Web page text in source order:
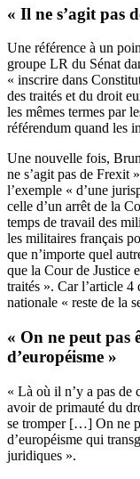
« Il ne s’agit pas
Une référence à un
groupe LR du Sénat
« inscrire dans
des traités et du droit
les mêmes termes par
référendum quand les
Une nouvelle fois,
ne s’agit pas de Frexit
l’exemple « d’une
celle d’un arrêt de la
temps de travail des
les militaires français
que n’importe quel
que la Cour de Justice
traités ». Car l’article 4
nationale « reste de la
« On ne peut pas
d’européisme »
« Là où il n’y a pas de
avoir de primauté du
se tromper […] On ne
d’européisme qui
juridiques ».